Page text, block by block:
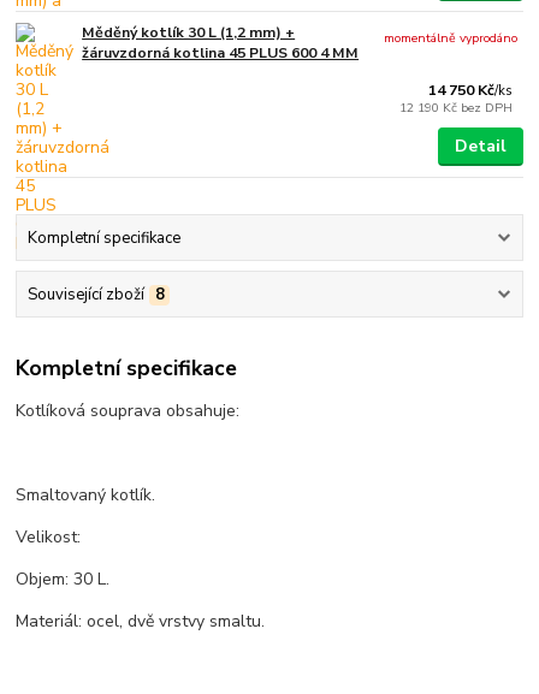
Měděný kotlík 30 L (1,2 mm) +
žáruvzdorná kotlina 45 PLUS 600 4 MM
14 750 Kč/ks
12 190 Kč bez DPH
momentálně vyprodáno
Detail
Kompletní specifikace
Související zboží 8
Kompletní specifikace
Kotlíková souprava obsahuje:
Smaltovaný kotlík.
Velikost:
Objem: 30 L.
Materiál: ocel, dvě vrstvy smaltu.